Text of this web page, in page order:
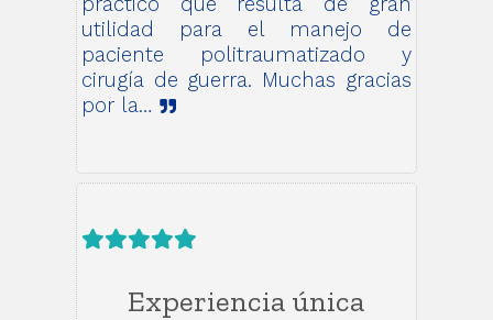
utilidad para el manejo de
paciente politraumatizado y
cirugía de guerra. Muchas gracias
por la…
Experiencia única